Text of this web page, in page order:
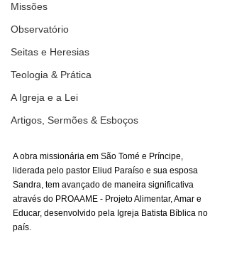
Missões
Observatório
Seitas e Heresias
Teologia & Prática
A Igreja e a Lei
Artigos, Sermões & Esboços
A obra missionária em São Tomé e Príncipe,
liderada pelo pastor Eliud Paraíso e sua esposa
Sandra, tem avançado de maneira significativa
através do PROAAME - Projeto Alimentar, Amar e
Educar, desenvolvido pela Igreja Batista Bíblica no
país.